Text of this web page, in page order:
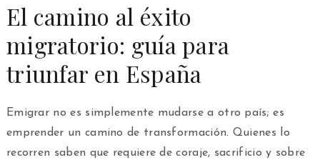
El camino al éxito
migratorio: guía para
triunfar en España
Emigrar no es simplemente mudarse a otro país; es
emprender un camino de transformación. Quienes lo
recorren saben que requiere de coraje, sacrificio y sobre